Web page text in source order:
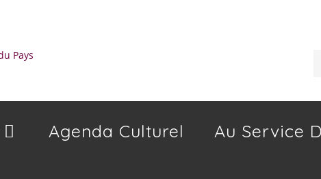
Agenda Culturel Au Service